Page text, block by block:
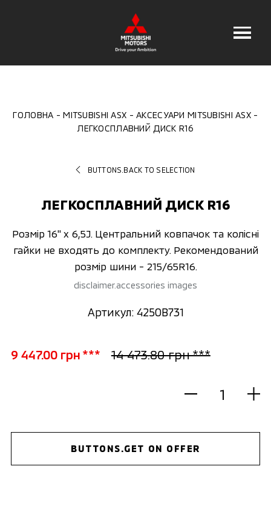
ГОЛОВНА MITSUBISHI ASX
АКСЕСУАРИ MITSUBISHI ASX
ЛЕГКОСПЛАВНИЙ ДИСК R16
BUTTONS.BACK TO SELECTION
ЛЕГКОСПЛАВНИЙ ДИСК R16
Розмір 16" x 6,5J. Центральний ковпачок та колісні
гайки не входять до комплекту. Рекомендований
розмір шини - 215/65R16.
disclaimer.accessories images
Артикул: 4250B731
9 447.00 грн *** 14 473.80 грн ***
BUTTONS.GET ON OFFER